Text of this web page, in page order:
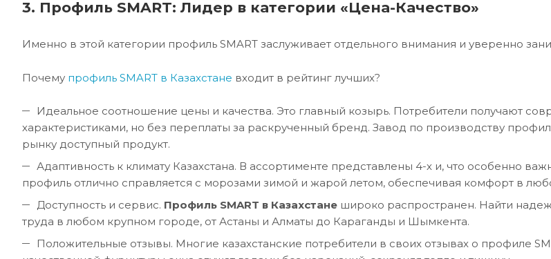
3. Профиль SMART: Лидер в категории «Цена-Качество»
Именно в этой категории профиль SMART заслуживает отдельного внимания и уверенно
Почему профиль SMART в Казахстане входит в рейтинг лучших?
Идеальное соотношение цены и качества. Это главный козырь. Потребители получают
характеристиками, но без переплаты за раскрученный бренд. Завод по производству
рынку доступный продукт.
Адаптивность к климату Казахстана. В ассортименте представлены 4-х и, что особенно
профиль отлично справляется с морозами зимой и жарой летом, обеспечивая комфорт в
Доступность и сервис. Профиль SMART в Казахстане широко распространен. Найти
труда в любом крупном городе, от Астаны и Алматы до Караганды и Шымкента.
Положительные отзывы. Многие казахстанские потребители в своих отзывах о профиле